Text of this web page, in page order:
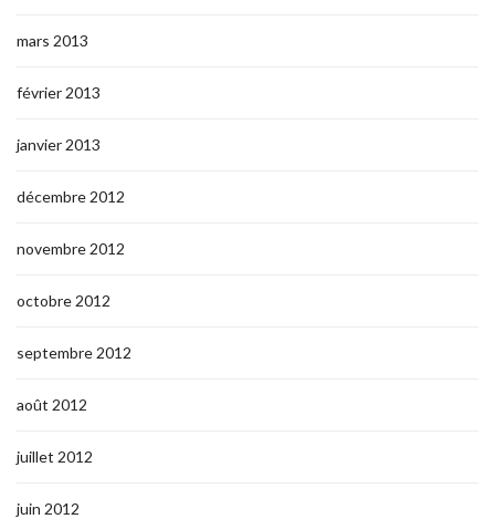
mars 2013
février 2013
janvier 2013
décembre 2012
novembre 2012
octobre 2012
septembre 2012
août 2012
juillet 2012
juin 2012